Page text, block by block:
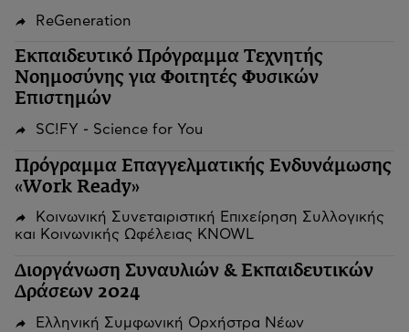
ReGeneration
Εκπαιδευτικό Πρόγραμμα Τεχνητής
Νοημοσύνης για Φοιτητές Φυσικών
Επιστημών
SC!FY - Science for You
Πρόγραμμα Επαγγελματικής Ενδυνάμωσης
«Work Ready»
Κοινωνική Συνεταιριστική Επιχείρηση Συλλογικής
και Κοινωνικής Ωφέλειας KNOWL
Διοργάνωση Συναυλιών & Εκπαιδευτικών
Δράσεων 2024
Ελληνική Συμφωνική Ορχήστρα Νέων